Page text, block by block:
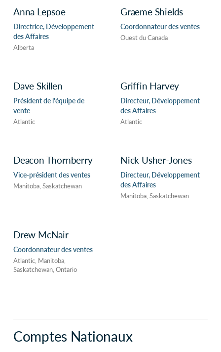
Anna Lepsoe
Directrice, Développement
des Affaires
Alberta
Graeme Shields
Coordonnateur des ventes
Ouest du Canada
Dave Skillen
Président de l'équipe de
vente
Atlantic
Griffin Harvey
Directeur, Développement
des Affaires
Atlantic
Deacon Thornberry
Vice-président des ventes
Manitoba, Saskatchewan
Nick Usher-Jones
Directeur, Développement
des Affaires
Manitoba, Saskatchewan
Drew McNair
Coordonnateur des ventes
Atlantic, Manitoba,
Saskatchewan, Ontario
Comptes Nationaux